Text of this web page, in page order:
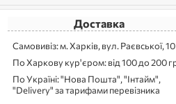
Доставка
Самовивіз: м. Харків, вул. Раєвської, 10
По Харкову кур'єром: від 100 до 200
По Україні: "Нова Пошта", "Інтайм",
"Delivery" за тарифами перевізника